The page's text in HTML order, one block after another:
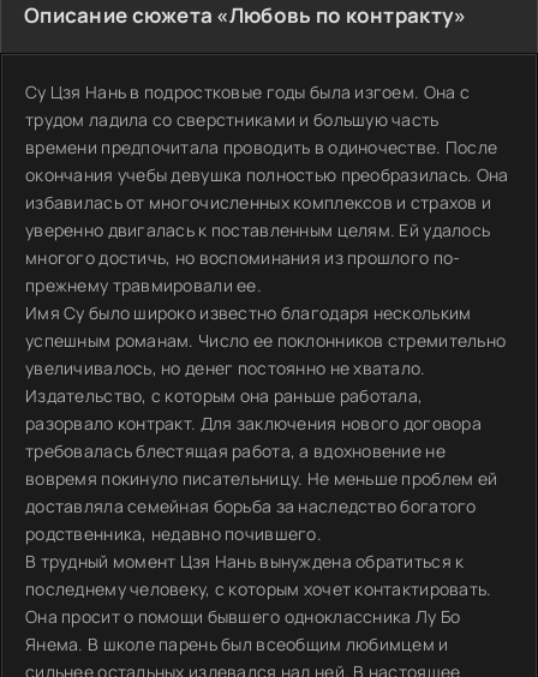
Описание сюжета «Любовь по контракту»
Су Цзя Нань в подростковые годы была изгоем. Она с
трудом ладила со сверстниками и большую часть
времени предпочитала проводить в одиночестве. После
окончания учебы девушка полностью преобразилась. Она
избавилась от многочисленных комплексов и страхов и
уверенно двигалась к поставленным целям. Ей удалось
многого достичь, но воспоминания из прошлого по-
прежнему травмировали ее.
Имя Су было широко известно благодаря нескольким
успешным романам. Число ее поклонников стремительно
увеличивалось, но денег постоянно не хватало.
Издательство, с которым она раньше работала,
разорвало контракт. Для заключения нового договора
требовалась блестящая работа, а вдохновение не
вовремя покинуло писательницу. Не меньше проблем ей
доставляла семейная борьба за наследство богатого
родственника, недавно почившего.
В трудный момент Цзя Нань вынуждена обратиться к
последнему человеку, с которым хочет контактировать.
Она просит о помощи бывшего одноклассника Лу Бо
Янема. В школе парень был всеобщим любимцем и
сильнее остальных издевался над ней. В настоящее